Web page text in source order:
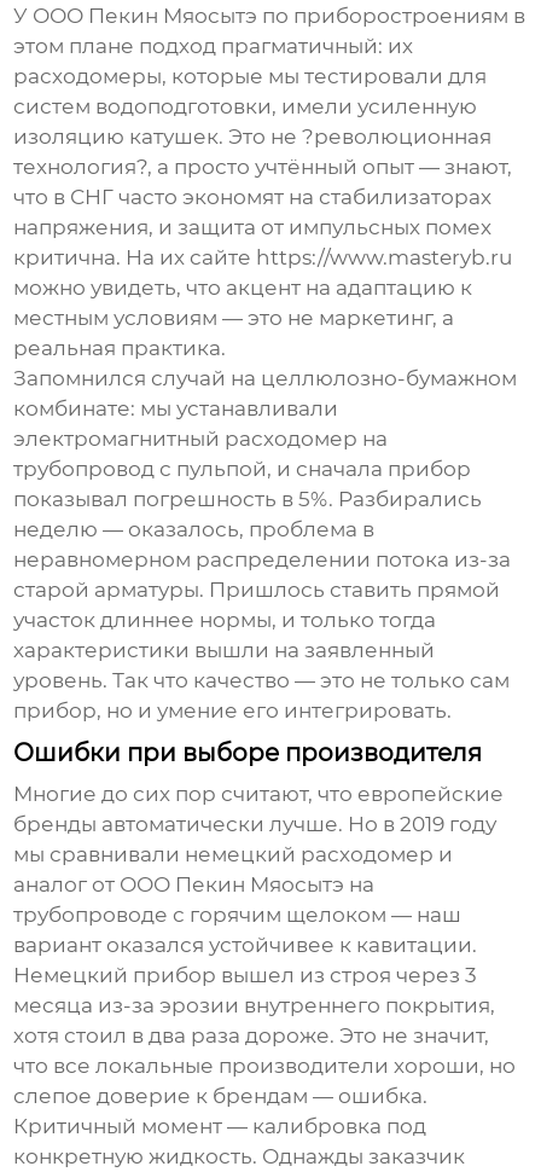
У ООО Пекин Мяосытэ по приборостроениям в
этом плане подход прагматичный: их
расходомеры, которые мы тестировали для
систем водоподготовки, имели усиленную
изоляцию катушек. Это не ?революционная
технология?, а просто учтённый опыт — знают,
что в СНГ часто экономят на стабилизаторах
напряжения, и защита от импульсных помех
критична. На их сайте https://www.masteryb.ru
можно увидеть, что акцент на адаптацию к
местным условиям — это не маркетинг, а
реальная практика.
Запомнился случай на целлюлозно-бумажном
комбинате: мы устанавливали
электромагнитный расходомер на
трубопровод с пульпой, и сначала прибор
показывал погрешность в 5%. Разбирались
неделю — оказалось, проблема в
неравномерном распределении потока из-за
старой арматуры. Пришлось ставить прямой
участок длиннее нормы, и только тогда
характеристики вышли на заявленный
уровень. Так что качество — это не только сам
прибор, но и умение его интегрировать.
Ошибки при выборе производителя
Многие до сих пор считают, что европейские
бренды автоматически лучше. Но в 2019 году
мы сравнивали немецкий расходомер и
аналог от ООО Пекин Мяосытэ на
трубопроводе с горячим щелоком — наш
вариант оказался устойчивее к кавитации.
Немецкий прибор вышел из строя через 3
месяца из-за эрозии внутреннего покрытия,
хотя стоил в два раза дороже. Это не значит,
что все локальные производители хороши, но
слепое доверие к брендам — ошибка.
Критичный момент — калибровка под
конкретную жидкость. Однажды заказчик